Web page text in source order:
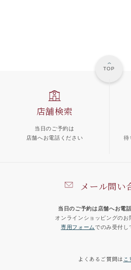
TOP
メール問い
当日のご予約は店舗へお電
オンラインショッピングのお
専用フォームでのみ受付し
店舗検索
当日のご予約は
店舗へお電話ください
待
よくあるご質問は こ